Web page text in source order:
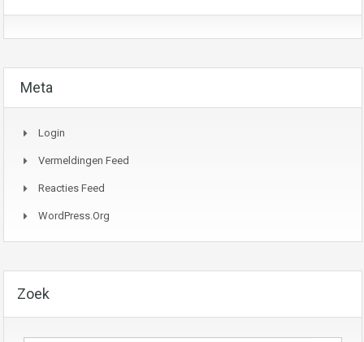
Meta
Login
Vermeldingen Feed
Reacties Feed
WordPress.org
Zoek